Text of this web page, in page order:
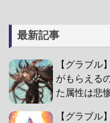
最新記事
【グラブル
がもらえる
た属性は悲
【グラブル